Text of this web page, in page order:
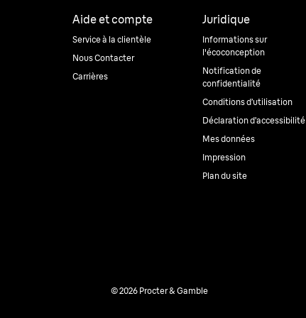
Aide et compte
Service à la clientèle
Nous Contacter
Carrières
Juridique
Informations sur
l'écoconception
Notification de
confidentialité
Conditions d’utilisation
Déclaration d’accessibilité
Mes données
Impression
Plan du site
© 2026 Procter & Gamble